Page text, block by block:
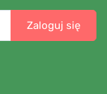
Zaloguj się